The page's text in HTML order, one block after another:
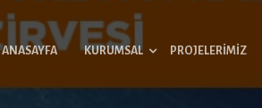
ANASAYFA KURUMSAL PROJELERIMIZ